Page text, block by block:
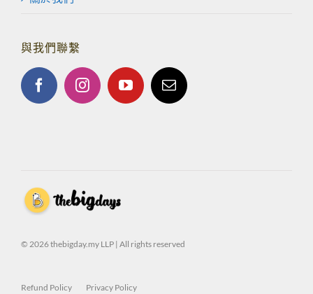
與我們聯繫
© 2026 thebigday.my LLP | All rights reserved
Refund Policy Privacy Policy